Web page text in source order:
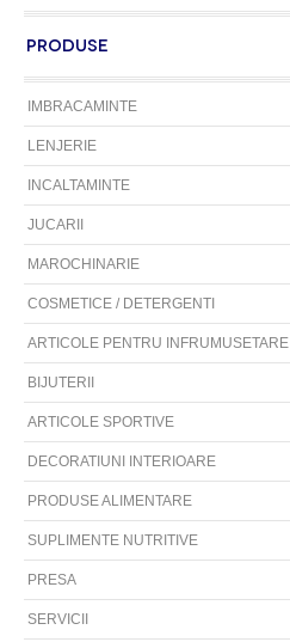
PRODUSE
IMBRACAMINTE
LENJERIE
INCALTAMINTE
JUCARII
MAROCHINARIE
COSMETICE / DETERGENTI
ARTICOLE PENTRU INFRUMUSETARE
BIJUTERII
ARTICOLE SPORTIVE
DECORATIUNI INTERIOARE
PRODUSE ALIMENTARE
SUPLIMENTE NUTRITIVE
PRESA
SERVICII